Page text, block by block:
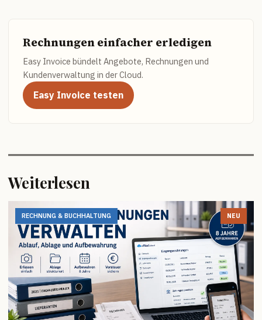
Rechnungen einfacher erledigen
Easy Invoice bündelt Angebote, Rechnungen und
Kundenverwaltung in der Cloud.
Easy Invoice testen
Weiterlesen
RECHNUNG & BUCHHALTUNG NEU